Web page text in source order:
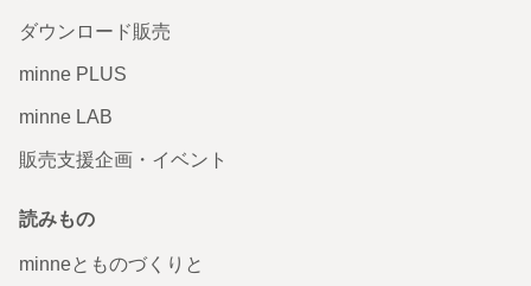
ダウンロード販売
minne PLUS
minne LAB
販売支援企画・イベント
読みもの
minneとものづくりと